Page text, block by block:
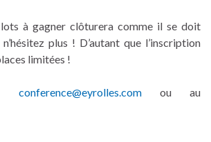
à gagner clôturera comme il se doit
n’hésitez plus ! D’autant que l’inscription
limitées !
conference@eyrolles.comou au